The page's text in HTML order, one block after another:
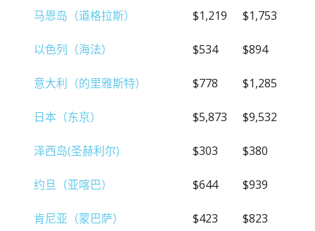
马恩岛（道格拉斯） $1,219 $1,753
以色列（海法） $534 $894
意大利（的里雅斯特） $778 $1,285
日本（东京） $5,873 $9,532
泽西岛(圣赫利尔) $303 $380
约旦（亚喀巴） $644 $939
肯尼亚（蒙巴萨） $423 $823